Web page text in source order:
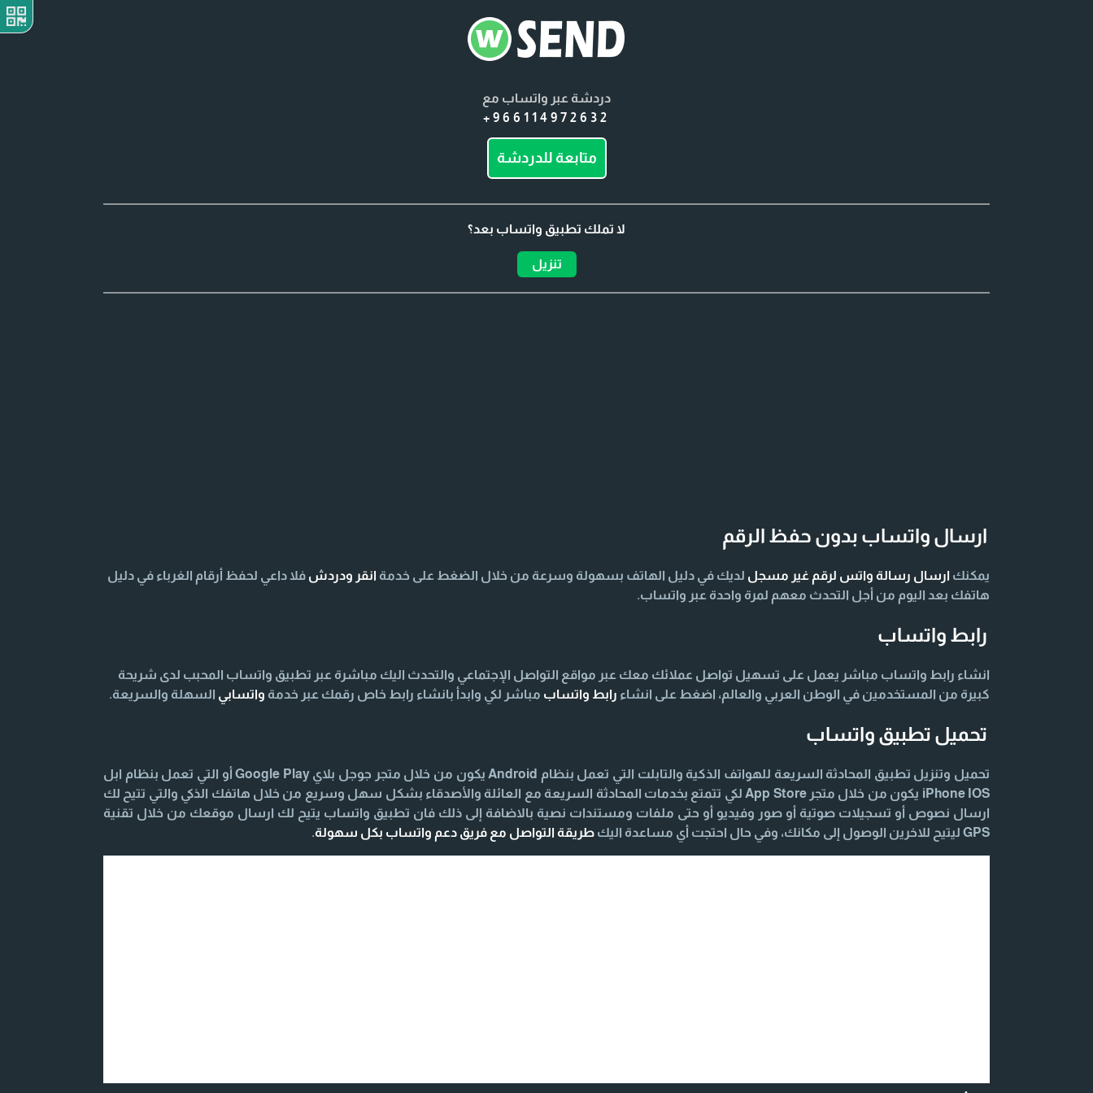
دردشة عبر واتساب مع
+966114972632
متابعة للدردشة
لا تملك تطبيق واتساب بعد؟
تنزيل
ارسال واتساب بدون حفظ الرقم
يمكنك ارسال رسالة واتس لرقم غير مسجل لديك في دليل الهاتف بسهولة وسرعة من خلال الضغط على خدمة انقر ودردش فلا داعي لحفظ أرقام الغرباء في دليل
هاتفك بعد اليوم من أجل التحدث معهم لمرة واحدة عبر واتساب.
رابط واتساب
انشاء رابط واتساب مباشر يعمل على تسهيل تواصل عملائك معك عبر مواقع التواصل الإجتماعي والتحدث اليك مباشرة عبر تطبيق واتساب المحبب لدى شريحة
كبيرة من المستخدمين في الوطن العربي والعالم، اضغط على انشاء رابط واتساب مباشر لكي وابدأ بانشاء رابط خاص رقمك عبر خدمة واتسابي السهلة والسريعة.
تحميل تطبيق واتساب
تحميل وتنزيل تطبيق المحادثة السريعة للهواتف الذكية والتابلت التي تعمل بنظام Android يكون من خلال متجر جوجل بلاي Google Play أو التي تعمل بنظام ابل
iPhone IOS يكون من خلال متجر App Store لكي تتمتع بخدمات المحادثة السريعة مع العائلة والأصدقاء بشكل سهل وسريع من خلال هاتفك الذكي والتي تتيح لك
ارسال نصوص أو تسجيلات صوتية أو صور وفيديو أو حتى ملفات ومستندات نصية بالاضافة إلى ذلك فان تطبيق واتساب يتيح لك ارسال موقعك من خلال تقنية
GPS ليتيح للاخرين الوصول إلى مكانك، وفي حال احتجت أي مساعدة اليك
طريقة التواصل مع فريق دعم واتساب بكل سهولة.